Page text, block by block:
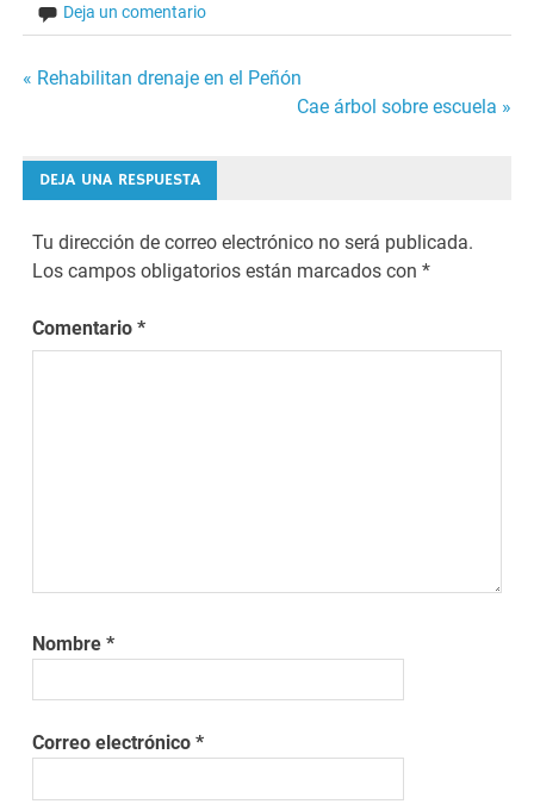
Deja un comentario
Navegación
entradas
« Rehabilitan drenaje en el Peñón
Cae árbol sobre escuela »
DEJA UNA RESPUESTA
Tu dirección de correo electrónico no será publicada.
Los campos obligatorios están marcados con*
Comentario*
Nombre*
Correo electrónico*